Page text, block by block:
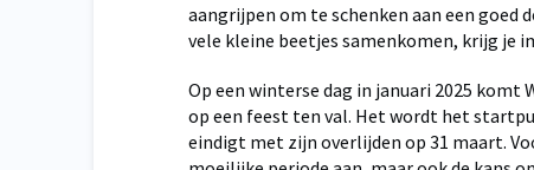
aangrijpen om te schenken aan een goed
vele kleine beetjes samenkomen, krijg je
Op een winterse dag in januari 2025 komt
op een feest ten val. Het wordt het
eindigt met zijn overlijden op 31 maart.